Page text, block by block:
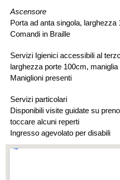
Ascensore
Porta ad anta singola, larghezza
Comandi in Braille
Servizi Igienici accessibili al
larghezza porte 100cm, maniglia
Maniglioni presenti
Servizi particolari
Disponibili visite guidate su
toccare alcuni reperti
Ingresso agevolato per disabili